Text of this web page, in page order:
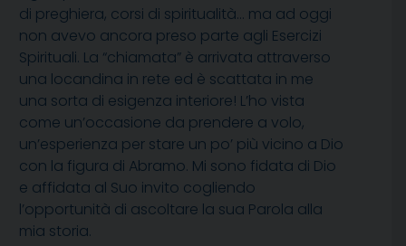
di preghiera, corsi di spiritualità… ma ad oggi
non avevo ancora preso parte agli Esercizi
Spirituali. La “chiamata” è arrivata attraverso
una locandina in rete ed è scattata in me
una sorta di esigenza interiore! L’ho vista
come un’occasione da prendere a volo,
un’esperienza per stare un po’ più vicino a Dio
con la figura di Abramo. Mi sono fidata di Dio
e affidata al Suo invito cogliendo
l’opportunità di ascoltare la sua Parola alla
mia storia.